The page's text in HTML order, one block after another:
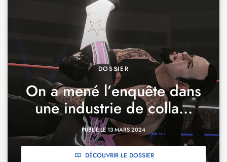
DOSSIER
On a mené l’enquête dans
une industrie de colla...
PUBLIÉ LE 13 MARS 2024
DÉCOUVRIR LE DOSSIER